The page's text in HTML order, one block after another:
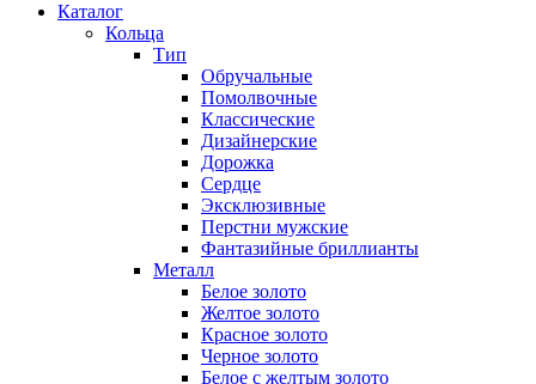
Каталог
Кольца
Тип
Обручальные
Помолвочные
Классические
Дизайнерские
Дорожка
Сердце
Эксклюзивные
Перстни мужские
Фантазийные бриллианты
Металл
Белое золото
Желтое золото
Красное золото
Черное золото
Белое с желтым золото